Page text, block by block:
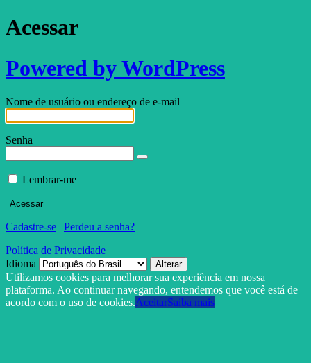
Acessar
Powered by WordPress
Nome de usuário ou endereço de e-mail
Senha
Lembrar-me
Cadastre-se | Perdeu a senha?
Política de Privacidade
Idioma
Utilizamos cookies para melhorar sua experiência em nossa
plataforma. Ao continuar navegando, entendemos que você está de
acordo com o uso de cookies.AceitarSaiba mais